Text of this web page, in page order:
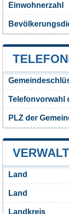
Einwohnerzahl
Telefonvorwahl
PLZ der
Land
Land
Landkreis